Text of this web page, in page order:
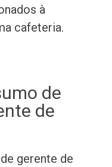
à
cafeteria.
de
de
gerente de